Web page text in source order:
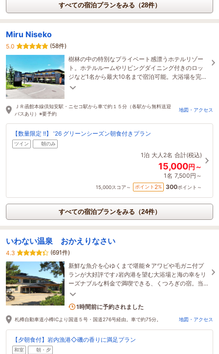
すべての宿泊プランをみる（28件）
Miru Niseko
5.0
(58件)
樹林の中の特別なプライベート感漂うホテルリゾー
ト。ホテルルームやリビングダイニング付きのロッ
ジなど1名から最大10名まで宿泊可能。大浴場を完
備。
ＪＲ函館本線倶知安駅・ニセコ駅から車で約１５分（各駅から無料送迎
バスあり）※要予約
地図・アクセス
【数量限定 !!】 '26 グリーンシーズン朝食付きプラン
ツイン 朝のみ
1泊 大人2名 合計(税込)
15,000円～
1名 7,500円～
15,000スコア～ ポイント 2% 300ポイント～
すべての宿泊プランをみる（24件）
いわない温泉 おかえりなさい
4.3
(691件)
新鮮な魚介を心ゆくまで堪能☆アワビや毛ガニ付プ
ランが大好評です♪岩内港を望む大浴場と海の幸をリ
ーズナブルな料金で満喫できる、くつろぎの宿。当
館は全館禁煙でございます。
3名がこの宿を見ています
1時間前に予約されました
札樽自動車道小樽ICより国道５号・国道276号経由。車で約75分。 地図・アクセス
【夕朝食付】岩内漁港◇磯の香りに満足プラン
和室 朝・夕